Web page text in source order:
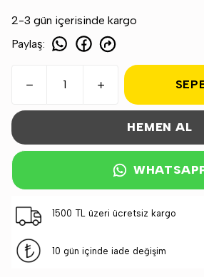
2-3 gün içerisinde kargo
Paylaş:
HEMEN AL
1500 TL üzeri ücretsiz kargo
10 gün içinde iade değişim